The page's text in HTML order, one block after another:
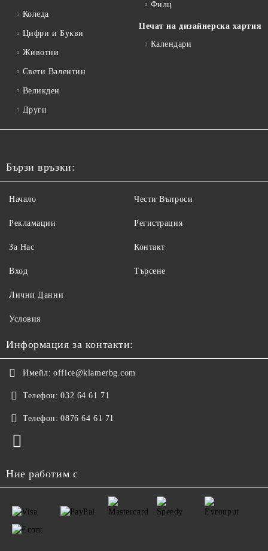
Коледа
Цифри и Букви
Животни
Свети Валентин
Великден
Други
Филц
Печат на дизайнерска хартия
Календари
Бързи връзки:
Начало
Рекламации
За Нас
Вход
Чести Въпроси
Регистрация
Контакт
Търсене
Лични Данни
Условия
Информация за контакти:
Имейл: office@klamerbg.com
Телефон: 032 64 61 71
Телефон: 0876 64 61 71
Ние работим с